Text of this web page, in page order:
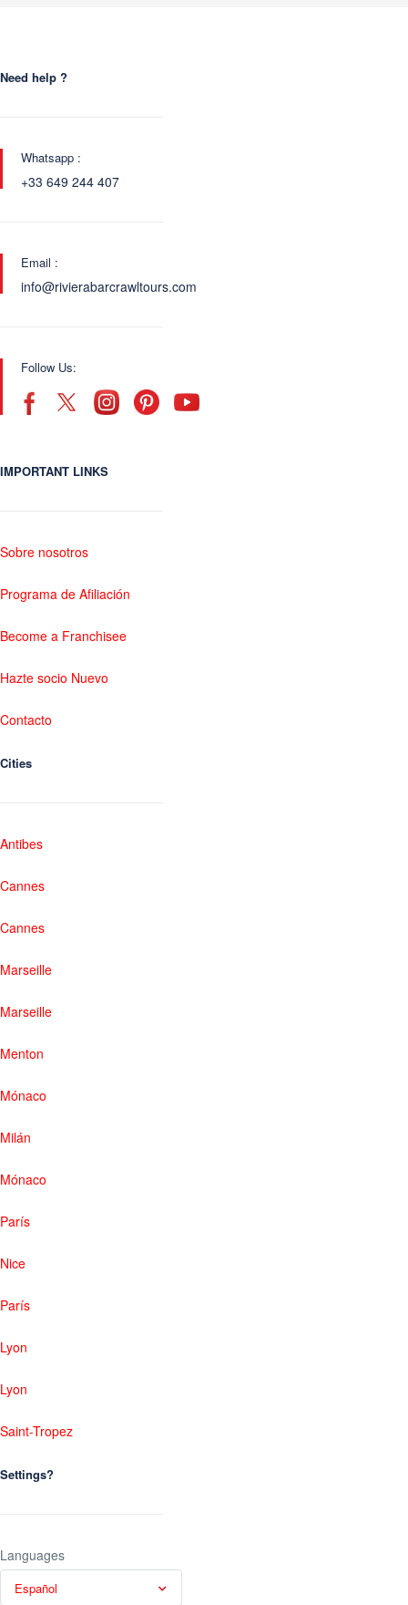
Need help ?
Whatsapp :
+33 649 244 407
Email :
info@rivierabarcrawltours.com
Follow Us:
IMPORTANT LINKS
Sobre nosotros
Programa de Afiliación
Become a Franchisee
Hazte socio Nuevo
Contacto
Cities
Antibes
Cannes
Cannes
Marseille
Marseille
Menton
Mónaco
Milán
Mónaco
París
Nice
París
Lyon
Lyon
Saint-Tropez
Settings?
Languages
Español